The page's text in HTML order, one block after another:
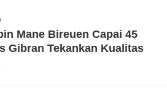
Mane Bireuen Capai 45
Gibran Tekankan Kualitas